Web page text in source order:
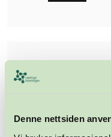
Denne nettsiden